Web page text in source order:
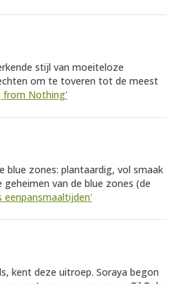
stijl van moeiteloze
om te toveren tot de meest
from Nothing'
blue zones: plantaardig, vol smaak
van de blue zones (de
eenpansmaaltijden'
kent deze uitroep. Soraya begon